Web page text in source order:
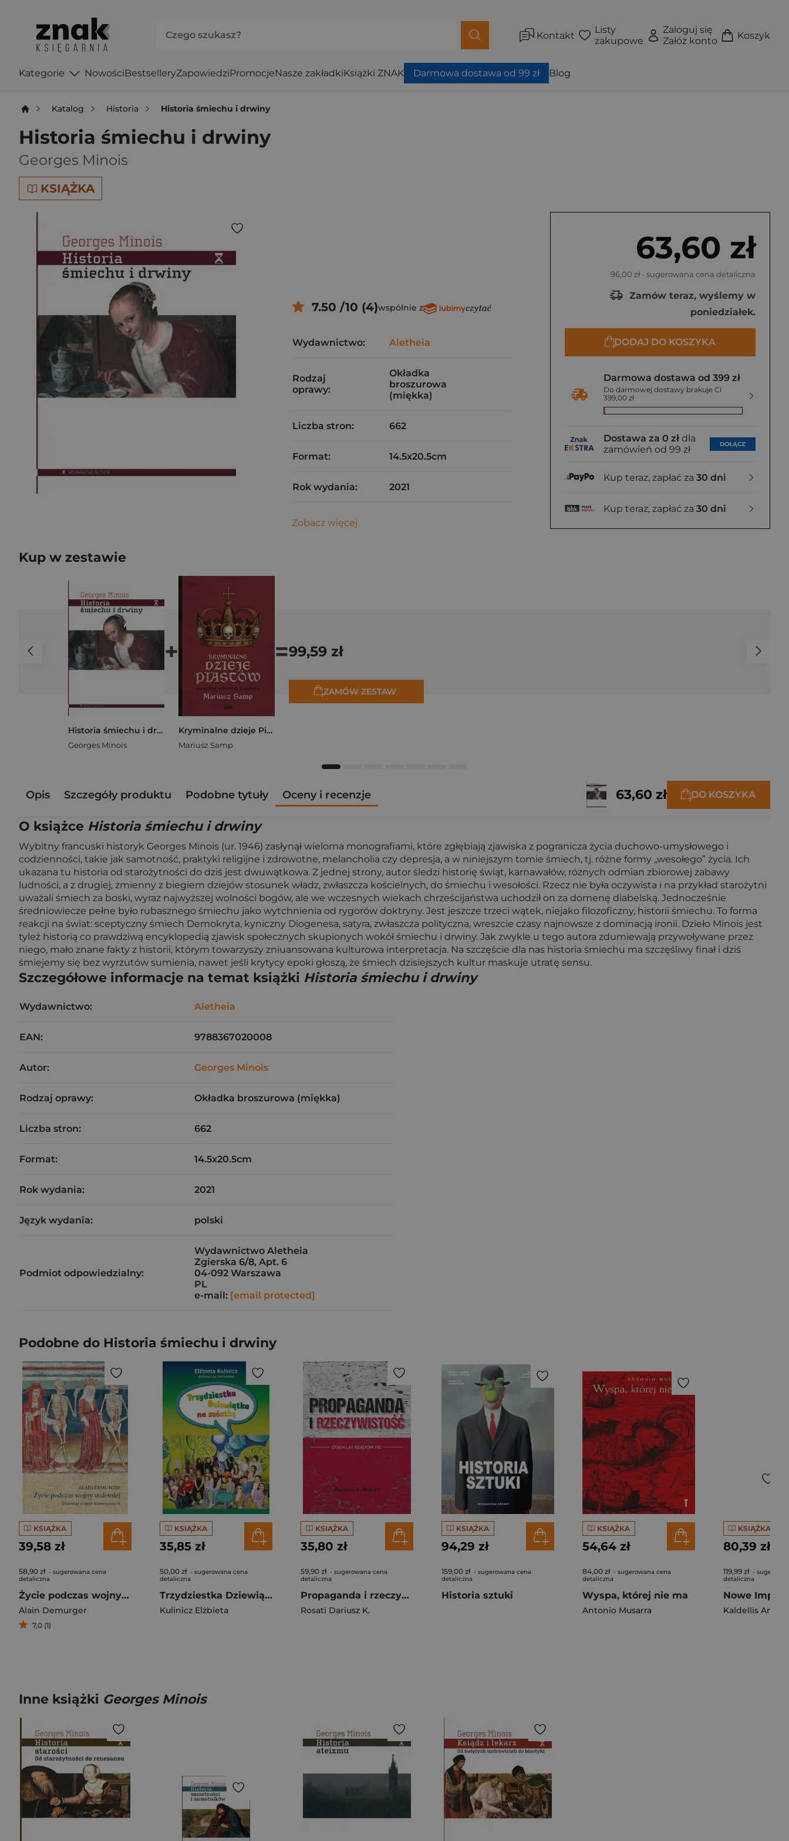
Kontakt
Listy
zakupowe
Zaloguj się
Załóż konto
Koszyk
Kategorie NowościBestselleryZapowiedziPromocjeNasze zakładkiKsiążki ZNAK Darmowa dostawa od 99 zł Blog
Katalog Historia Historia śmiechu i drwiny
Historia śmiechu i drwiny
Georges Minois
KSIĄŻKA
63,60 zł
96,00 zł - sugerowana cena detaliczna
Zamów teraz, wyślemy w
poniedziałek.
DODAJ DO KOSZYKA
Darmowa dostawa od 399 zł
Do darmowej dostawy brakuje Ci
399,00 zł
Dostawa za 0 zł dla
zamówień od 99 zł
DOŁĄCZ
Kup teraz, zapłać za 30 dni
Kup teraz, zapłać za 30 dni
7.50 /10 (4)wspólnie z
Wydawnictwo: Aletheia
Rodzaj
oprawy:
Okładka
broszurowa
(miękka)
Liczba stron: 662
Format: 14.5x20.5cm
Rok wydania: 2021
Zobacz więcej
Kup w zestawie
Historia śmiechu i drwiny
Georges Minois
+
Kryminalne dzieje Piastów. Mroczna historia dynastii
Mariusz Samp
=99,59 zł
ZAMÓW ZESTAW
Opis Szczegóły produktu Podobne tytuły Oceny i recenzje 63,60 zł DO KOSZYKA
O książce Historia śmiechu i drwiny
Wybitny francuski historyk Georges Minois (ur. 1946) zasłynął wieloma monografiami, które zgłębiają zjawiska z pogranicza życia duchowo-umysłowego i
codzienności, takie jak samotność, praktyki religijne i zdrowotne, melancholia czy depresja, a w niniejszym tomie śmiech, tj. różne formy „wesołego” życia. Ich
ukazana tu historia od starożytności do dziś jest dwuwątkowa. Z jednej strony, autor śledzi historię świąt, karnawałów, różnych odmian zbiorowej zabawy
ludności, a z drugiej, zmienny z biegiem dziejów stosunek władz, zwłaszcza kościelnych, do śmiechu i wesołości. Rzecz nie była oczywista i na przykład starożytni
uważali śmiech za boski, wyraz najwyższej wolności bogów, ale we wczesnych wiekach chrześcijaństwa uchodził on za domenę diabelską. Jednocześnie
średniowiecze pełne było rubasznego śmiechu jako wytchnienia od rygorów doktryny. Jest jeszcze trzeci wątek, niejako filozoficzny, historii śmiechu. To forma
reakcji na świat: sceptyczny śmiech Demokryta, kyniczny Diogenesa, satyra, zwłaszcza polityczna, wreszcie czasy najnowsze z dominacją ironii. Dzieło Minois jest
tyleż historią co prawdziwą encyklopedią zjawisk społecznych skupionych wokół śmiechu i drwiny. Jak zwykle u tego autora zdumiewają przywoływane przez
niego, mało znane fakty z historii, którym towarzyszy zniuansowana kulturowa interpretacja. Na szczęście dla nas historia śmiechu ma szczęśliwy finał i dziś
śmiejemy się bez wyrzutów sumienia, nawet jeśli krytycy epoki głoszą, że śmiech dzisiejszych kultur maskuje utratę sensu.
Szczegółowe informacje na temat książki Historia śmiechu i drwiny
Wydawnictwo: Aletheia
EAN: 9788367020008
Autor: Georges Minois
Rodzaj oprawy: Okładka broszurowa (miękka)
Liczba stron: 662
Format: 14.5x20.5cm
Rok wydania: 2021
Język wydania: polski
Podmiot odpowiedzialny:
Wydawnictwo Aletheia
Zgierska 6/8, Apt. 6
04-092 Warszawa
PL
e-mail: [email protected]
Podobne do Historia śmiechu i drwiny
KSIĄŻKA
39,58 zł
58,90 zł - sugerowana cena
detaliczna
Życie podczas wojny stuletniej. Dziewięć noweli historycznych
Alain Demurger
7,0 (1)
KSIĄŻKA
35,85 zł
50,00 zł - sugerowana cena
detaliczna
Trzydziestka Dziewiątka na szóstkę
Kulinicz Elżbieta
KSIĄŻKA
35,80 zł
59,90 zł - sugerowana cena
detaliczna
Propaganda i rzeczywistość. Osiem lat rządów PiS
Rosati Dariusz K.
KSIĄŻKA
94,29 zł
159,00 zł - sugerowana cena
detaliczna
Historia sztuki
KSIĄŻKA
54,64 zł
84,00 zł - sugerowana cena
detaliczna
Wyspa, której nie ma
Antonio Musarra
KSIĄŻKA
80,39 zł
119,99 zł -
detaliczna
Kaldellis
Inne książki Georges Minois